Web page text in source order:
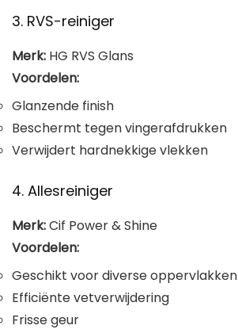
3. RVS-reiniger
Merk: HG RVS Glans
Voordelen:
Glanzende finish
Beschermt tegen vingerafdrukken
Verwijdert hardnekkige vlekken
4. Allesreiniger
Merk:Cif Power & Shine
Voordelen:
Geschikt voor diverse oppervlakken
Efficiënte vetverwijdering
Frisse geur